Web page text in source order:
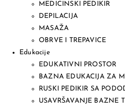
MEDICINSKI PEDIKIR
DEPILACIJA
MASAŽA
OBRVE I TREPAVICE
Edukacije
EDUKATIVNI PROSTOR
BAZNA EDUKACIJA ZA
RUSKI PEDIKIR SA
USAVRŠAVANJE BAZNE